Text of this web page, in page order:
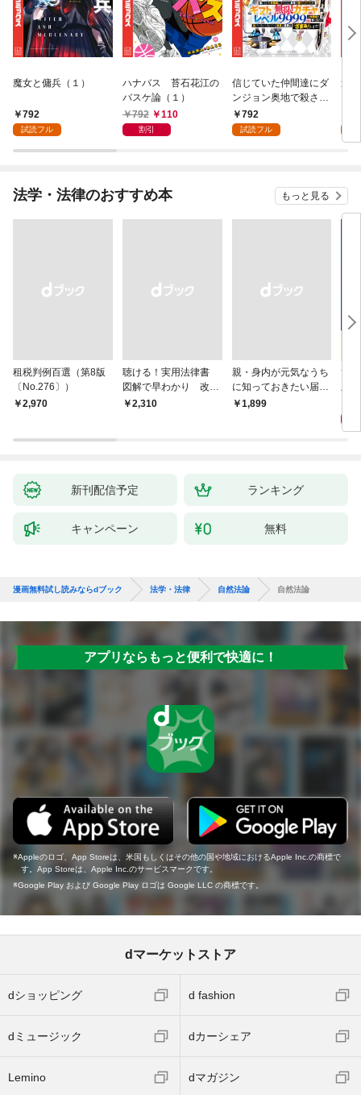
魔女と傭兵（１）
792
試読フル
ハナバス 苔石花江の
バスケ論（１）
792
110
割引
信じていた仲間達にダ
ンジョン奥地で殺され
かけたがギフト『無限
ガチャ』でレベル９９
『ざまぁ！』します！
792
試読フル
追
強
～
（
法学・法律のおすすめ本 もっと見る
租税判例百選（第8版
〔No.276〕）
￥2,970
聴ける！実用法律書
図解で早わかり 改訂
新版 裁判・訴訟の法
￥2,310
親・身内が元気なうち
に知っておきたい届
出・手続きの準備（き
￥1,899
ひ
版
が
き
新刊配信予定 ランキング
キャンペーン 無料
漫画無料試し読みならdブック 法学・法律 自然法論 自然法論
アプリならもっと便利で快適に！
Appleのロゴ、App Storeは、米国もしくはその他の国や地域におけるApple Inc.の商標で
す。App Storeは、Apple Inc.のサービスマークです。
Google Play および Google Play ロゴは Google LLC の商標です。
dマーケットストア
dショッピング d fashion
dミュージック dカーシェア
Lemino dマガジン